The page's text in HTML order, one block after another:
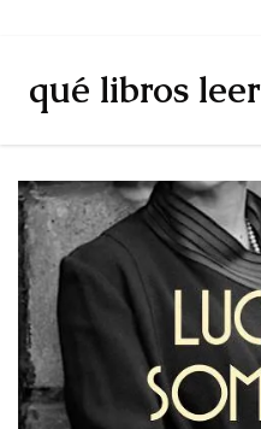
qué libros leer